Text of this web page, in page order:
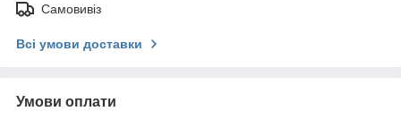
Самовивіз
Всі умови доставки
Умови оплати